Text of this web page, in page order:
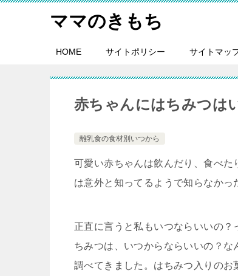
ママのきもち
HOME サイトポリシー サイトマッ
赤ちゃんにはちみつは
離乳食の食材別いつから
可愛い赤ちゃんは飲んだり、食べ
は意外と知ってるようで知らなかっ
正直に言うと私もいつならいいの
ちみつは、いつからならいいの？
調べてきました。はちみつ入りの